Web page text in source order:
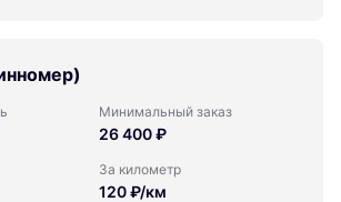
Минимальный заказ
26 400 ₽
За километр
120 ₽/км